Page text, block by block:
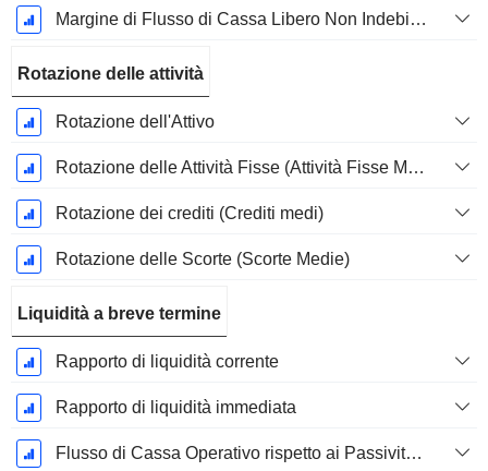
Margine di Flusso di Cassa Libero Non Indebitato
Rotazione delle attività
Rotazione dell'Attivo
Rotazione delle Attività Fisse (Attività Fisse Medie)
Rotazione dei crediti (Crediti medi)
Rotazione delle Scorte (Scorte Medie)
Liquidità a breve termine
Rapporto di liquidità corrente
Rapporto di liquidità immediata
Flusso di Cassa Operativo rispetto ai Passività Correnti